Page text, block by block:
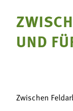
Mitgliedschaft
Bäuerliche
UND
Zwischen